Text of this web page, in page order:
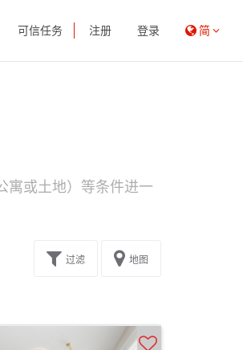
可信任务 注册 登录 简
寓或土地）等条件进一
过滤 地图